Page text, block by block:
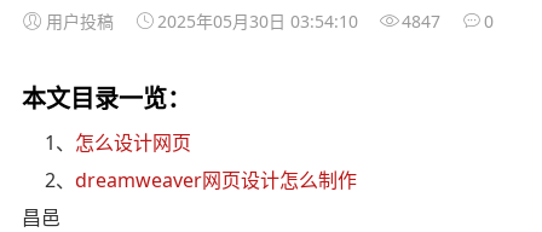
用户投稿 2025年05月30日 03:54:10 4847 0
本文目录一览：
1、 怎么设计网页
2、dreamweaver网页设计怎么制作
昌邑